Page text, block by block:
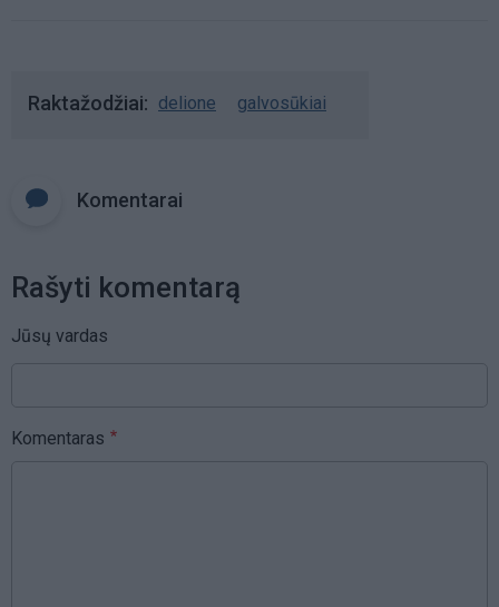
Raktažodžiai delione galvosūkiai
Komentarai
Rašyti komentarą
Jūsų vardas
Komentaras